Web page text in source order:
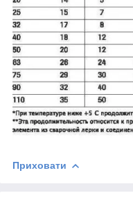
Приховати